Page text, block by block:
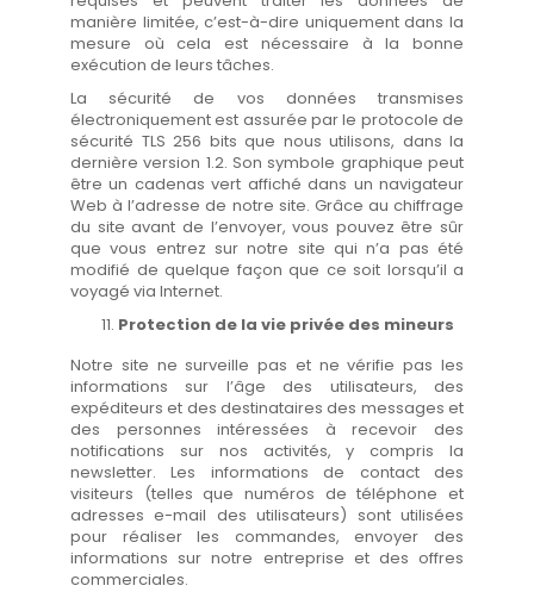
manière limitée, c’est-à-dire uniquement dans la
mesure où cela est nécessaire à la bonne
exécution de leurs tâches.
La sécurité de vos données transmises
électroniquement est assurée par le protocole de
sécurité TLS 256 bits que nous utilisons, dans la
dernière version 1.2. Son symbole graphique peut
être un cadenas vert affiché dans un navigateur
Web à l’adresse de notre site. Grâce au chiffrage
du site avant de l’envoyer, vous pouvez être sûr
que vous entrez sur notre site qui n’a pas été
modifié de quelque façon que ce soit lorsqu’il a
voyagé via Internet.
Protection de la vie privée des mineurs
Notre site ne surveille pas et ne vérifie pas les
informations sur l’âge des utilisateurs, des
expéditeurs et des destinataires des messages et
des personnes intéressées à recevoir des
notifications sur nos activités, y compris la
newsletter. Les informations de contact des
visiteurs (telles que numéros de téléphone et
adresses e-mail des utilisateurs) sont utilisées
pour réaliser les commandes, envoyer des
informations sur notre entreprise et des offres
commerciales.